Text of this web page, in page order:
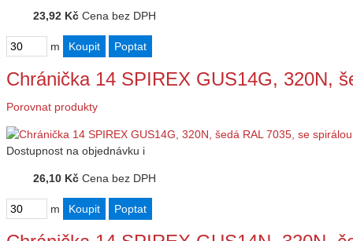
23,92 Kč Cena bez DPH
m
Chránička 14 SPIREX GUS14G, 320N,
Porovnat produkty
Dostupnost na objednávku i
26,10 Kč Cena bez DPH
m